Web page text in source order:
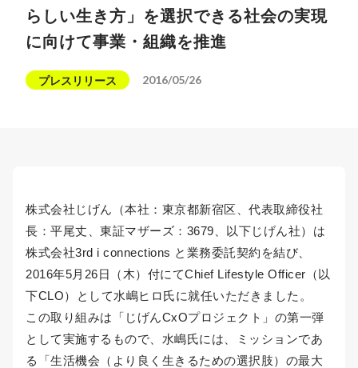
らしい生き方」を選択できる社会の実現
に向けて事業・組織を推進
プレスリリース 2016/05/26
株式会社じげん（本社：東京都新宿区、代表取締役社
長：平尾丈、東証マザーズ：3679、以下じげん社）は
株式会社3rd i connections と業務委託契約を結び、
2016年5月26日（木）付にてChief Lifestyle Officer（以
下CLO）として水嶋ヒロ氏に就任いただきました。
この取り組みは「じげんCxOプロジェクト」の第一弾
として実施するもので、水嶋氏には、ミッションであ
る「生活機会（より良く生きるための選択肢）の最大